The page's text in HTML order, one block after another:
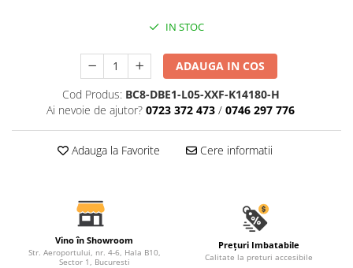
Inele coloane
Piedestaluri coloane
Trunchiuri coloane
Semicoloane de interior
Capiteluri semicoloane
Piedestaluri semicoloane
Trunchiuri semicoloane
IN STOC
ADAUGA IN COS
Cod Produs: BC8-DBE1-L05-XXF-K14180-H
Ai nevoie de ajutor? 0723 372 473 / 0746 297 776
Adauga la Favorite Cere informatii
Vino în Showroom
Str. Aeroportului, nr. 4-6, Hala B10,
Sector 1, Bucuresti
Prețuri Imbatabile
Calitate la preturi accesibile